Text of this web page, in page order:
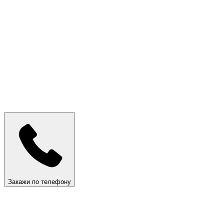
Закажи по телефону